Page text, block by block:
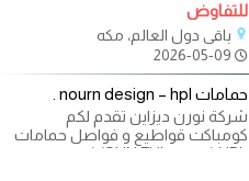
للتفاوض
باقي دول العالم، مكه
حمامات nourn design – hpl .
شركة نورن ديزاين تقدم لكم
كومباكت قواطيع و فواصل حمامات
HPL (صينى SUN FUL) (هندى